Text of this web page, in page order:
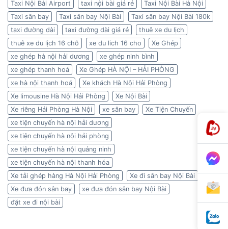
Taxi Nội Bài Airport
taxi nội bài giá rẻ
Taxi Nội Bài Hà Nội
Taxi sân bay
Taxi sân bay Nội Bài
Taxi sân bay Nội Bài 180k
taxi đường dài
taxi đường dài giá rẻ
thuê xe du lịch
thuê xe du lịch 16 chỗ
xe du lich 16 cho
Xe Ghép
xe ghép hà nội hải dương
xe ghép ninh bình
xe ghép thanh hoá
Xe Ghép HÀ NỘI – HẢI PHÒNG
xe hà nội thanh hoá
Xe khách Hà Nội Hải Phòng
Xe limousine Hà Nội Hải Phòng
Xe Nội Bài
Xe riêng Hải Phòng Hà Nội
xe sân bay
Xe Tiện Chuyến
xe tiện chuyến hà nội hải dương
xe tiện chuyến hà nội hải phòng
xe tiện chuyến hà nội quảng ninh
xe tiện chuyến hà nội thanh hóa
Xe tải ghép hàng Hà Nội Hải Phòng
Xe đi sân bay Nội Bài
Xe đưa đón sân bay
xe đưa đón sân bay Nội Bài
đặt xe đi nội bài